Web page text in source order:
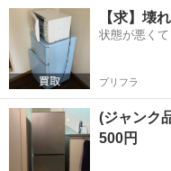
東京 墨田区 錦糸町駅
【求】壊
状態が悪く
プリフラ
(ジャンク
500円